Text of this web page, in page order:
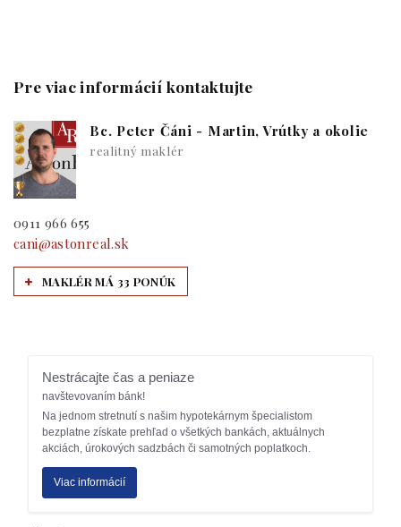
Pre viac informácií kontaktujte
Bc. Peter Čáni - Martin, Vrútky a okolie
realitný maklér
0911 966 655
cani@astonreal.sk
MAKLÉR MÁ 33 PONÚK